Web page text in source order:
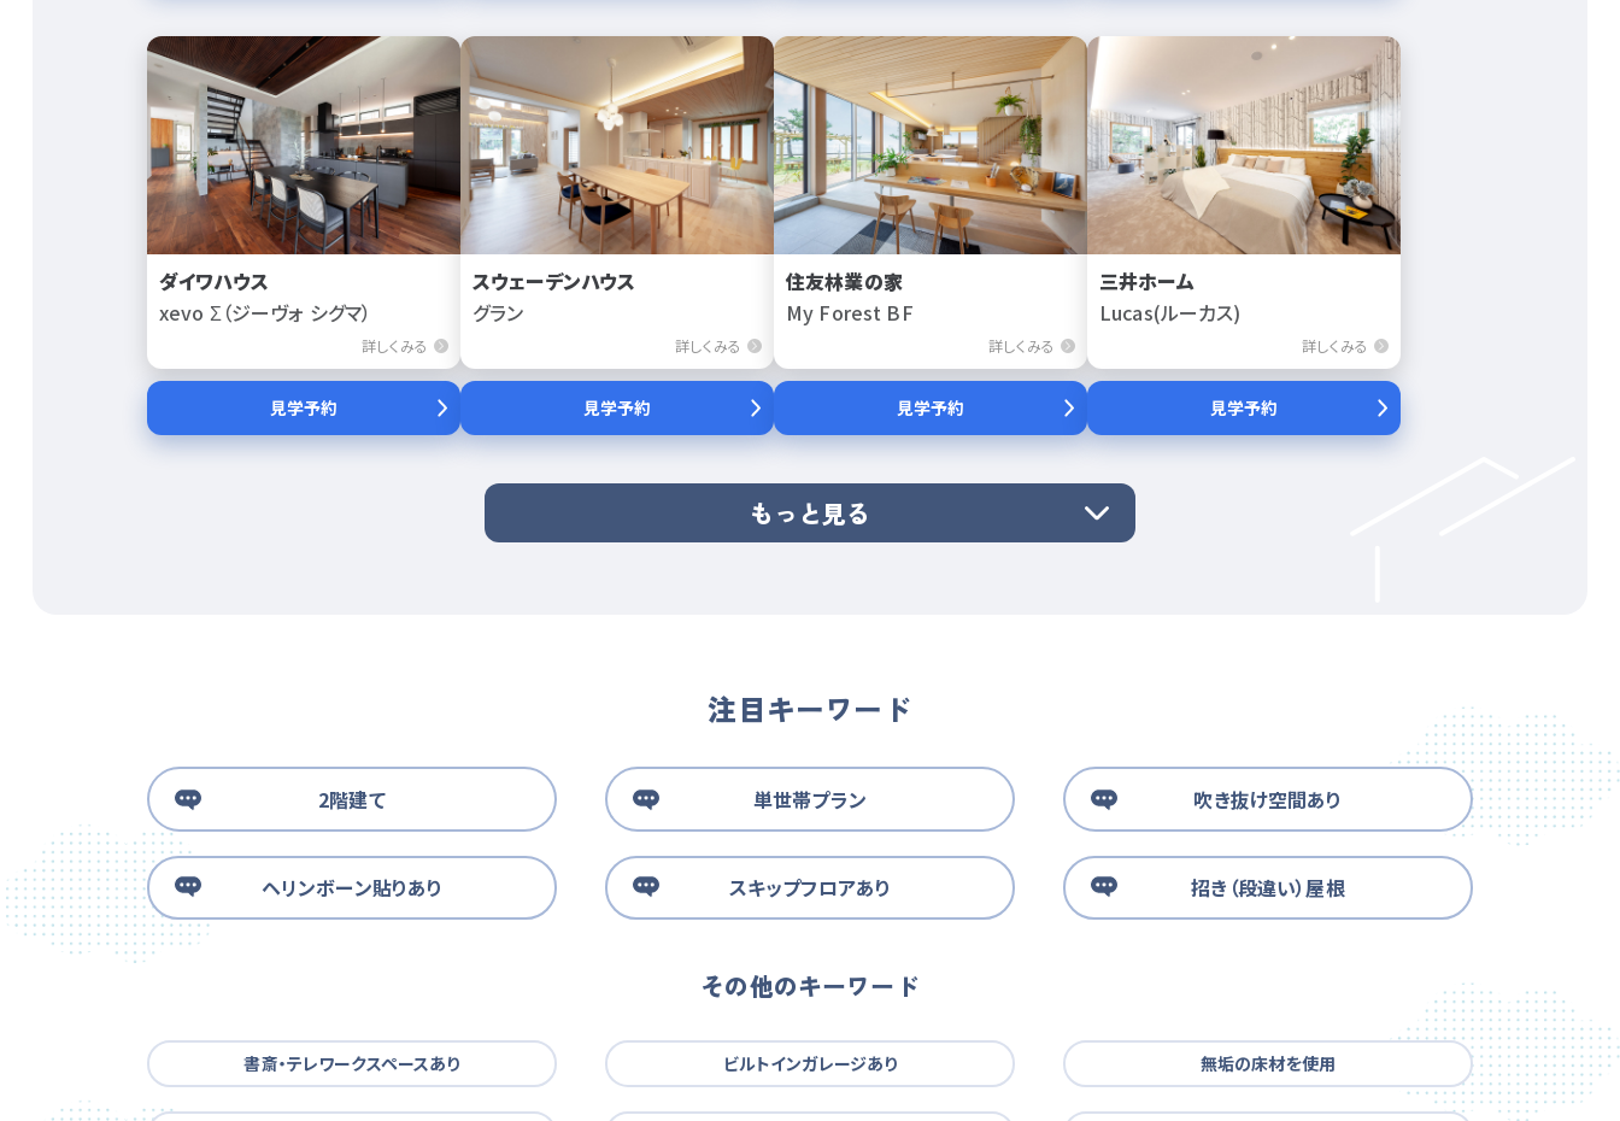
ダイワハウス
xevo Σ（ジーヴォ シグマ）
詳しくみる
見学予約
スウェーデンハウス
グラン
詳しくみる
見学予約
住友林業の家
My Forest BF
詳しくみる
見学予約
三井ホーム
Lucas(ルーカス)
詳しくみる
見学予約
もっと見る
注目キーワード
2階建て 単世帯プラン 吹き抜け空間あり
ヘリンボーン貼りあり スキップフロアあり 招き（段違い）屋根
その他のキーワード
書斎・テレワークスペースあり ビルトインガレージあり 無垢の床材を使用